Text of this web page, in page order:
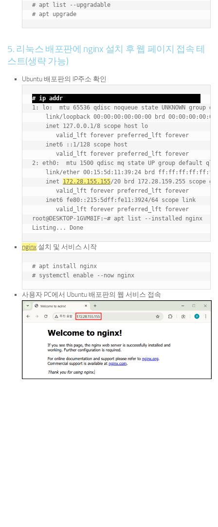
# apt list --upgradable
5. 리눅스 배포판에 nginx 설치 후 웹 페이지 접속 테
스트(생략 가능)
Ubuntu 배포판의 IP주소 확인
# ip addr
1: lo:
mtu 65536 qdisc noqueue state UNKNOWN group
link/loopback 00:00:00:00:00:00 brd
    inet 127.0.0.1/8 scope host lo
       valid_lft forever preferred_lft forever
    inet6 ::1/128 scope host
       valid_lft forever preferred_lft forever
2: eth0:
mtu 1500 qdisc mq state UP group default
    link/ether 00:15:5d:11:39:24 brd ff:ff:ff:ff:ff:ff
    inet
172.28.155.155/20 brd 172.28.159.255 scope
       valid_lft forever preferred_lft forever
    inet6 fe80::215:5dff:fe11:3924/64 scope link
       valid_lft forever preferred_lft forever
root@DESKTOP-1GVM8IF:~# apt list --installed nginx
nginx 설치 및 서비스 시작
# apt install nginx
사용자 PC에서 Ubuntu 배포판의 웹 서비스 접속